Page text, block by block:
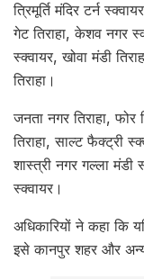
त्रिमूर्ति मंदिर टर्न
गेट तिराहा, केशव नगर
स्क्वायर, खोवा मंडी
तिराहा।
जनता नगर तिराहा, फोर
तिराहा, साल्ट फैक्ट्री
शास्त्री नगर गल्ला मंडी
स्क्वायर।
अधिकारियों ने कहा कि
इसे कानपुर शहर और अन्य